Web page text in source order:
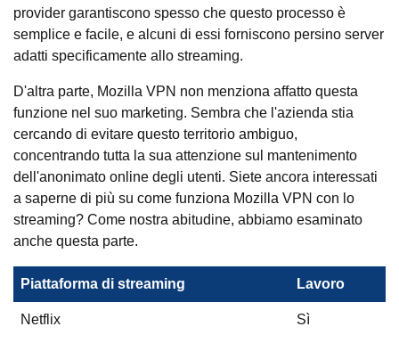
provider garantiscono spesso che questo processo è
semplice e facile, e alcuni di essi forniscono persino server
adatti specificamente allo streaming.
D'altra parte, Mozilla VPN non menziona affatto questa
funzione nel suo marketing. Sembra che l'azienda stia
cercando di evitare questo territorio ambiguo,
concentrando tutta la sua attenzione sul mantenimento
dell'anonimato online degli utenti. Siete ancora interessati
a saperne di più su come funziona Mozilla VPN con lo
streaming? Come nostra abitudine, abbiamo esaminato
anche questa parte.
Piattaforma di streaming Lavoro
Netflix Sì